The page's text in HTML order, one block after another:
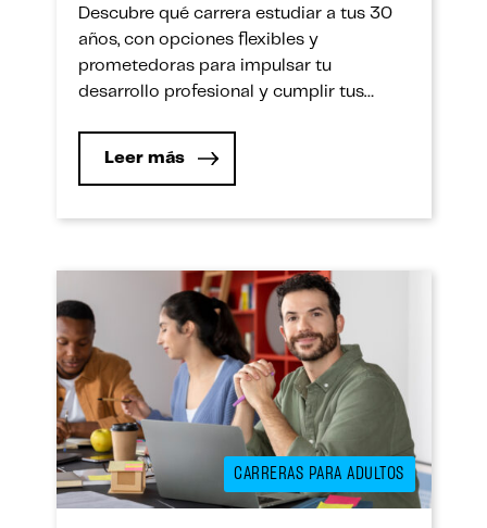
Descubre qué carrera estudiar a tus 30
años, con opciones flexibles y
prometedoras para impulsar tu
desarrollo profesional y cumplir tus
Leer más
CARRERAS PARA ADULTOS